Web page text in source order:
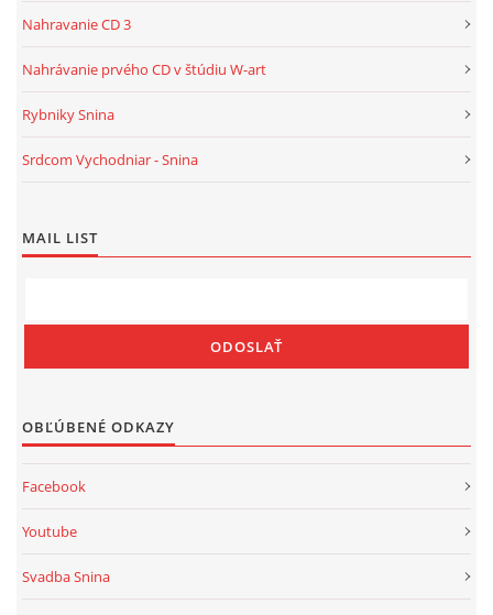
Nahravanie CD 3
Nahrávanie prvého CD v štúdiu W-art
Rybniky Snina
Srdcom Vychodniar - Snina
MAIL LIST
OBĽÚBENÉ ODKAZY
Facebook
Youtube
Svadba Snina